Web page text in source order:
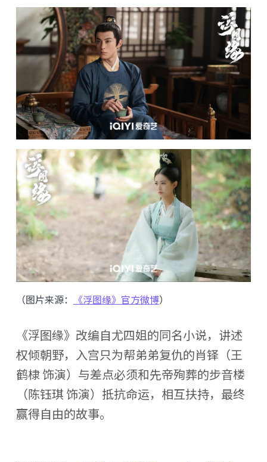
（图片来源： 《浮图缘》官方微博）
《浮图缘》改编自尤四姐的同名小说，讲述
权倾朝野，入宫只为帮弟弟复仇的肖铎（王
鹤棣 饰演）与差点必须和先帝殉葬的步音楼
（陈钰琪 饰演）抵抗命运，相互扶持，最终
赢得自由的故事。